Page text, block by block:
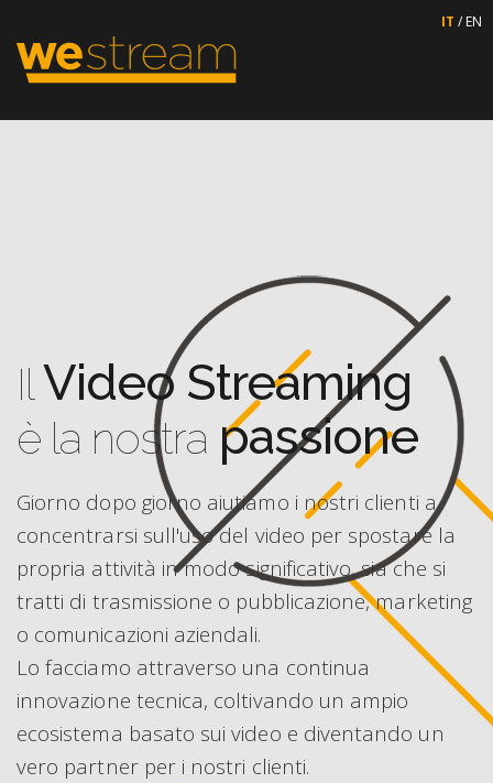
IT / EN
IlVideo Streaming
è la nostra passione
Giorno dopo giorno aiutiamo i nostri clienti a
concentrarsi sull'uso del video per spostare la
propria attività in modo significativo, sia che si
tratti di trasmissione o pubblicazione, marketing
o comunicazioni aziendali.
Lo facciamo attraverso una continua
innovazione tecnica, coltivando un ampio
ecosistema basato sui video e diventando un
vero partner per i nostri clienti.